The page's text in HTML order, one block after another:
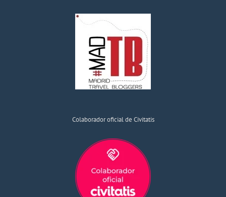
Colaborador oficial de Civitatis